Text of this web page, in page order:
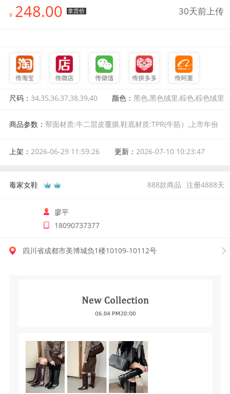
¥ 248.00 拿货价 30天前上传
尺码： 34,35,36,37,38,39,40 颜色：黑色,黑色绒里,棕色,棕色绒里
商品参数： 帮面材质:牛二层皮覆膜,鞋底材质:TPR(牛筋）,上市年份
流行元素:拼接,鞋制作工艺:胶粘工艺,适合场合:日常,图案:纯色,鞋头
四季通用,销售渠道类型:否,产地:中国,厚薄:常规,筒高:高筒,鞋子功能:
上架： 2026-06-29 11:59:26 更新： 2026-07-10 10:23:47
毒家女鞋 888款商品 注册4888天
廖平
18090737377
四川省成都市美博城负1楼10109-10112号